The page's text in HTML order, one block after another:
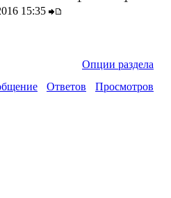
15:35
Опции раздела
Ответов Просмотров